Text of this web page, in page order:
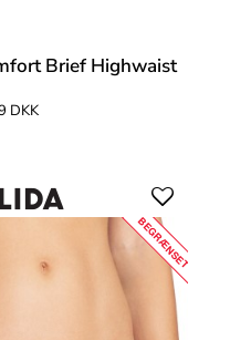
Brief Highwaist
DKK
BEGRÆNSET